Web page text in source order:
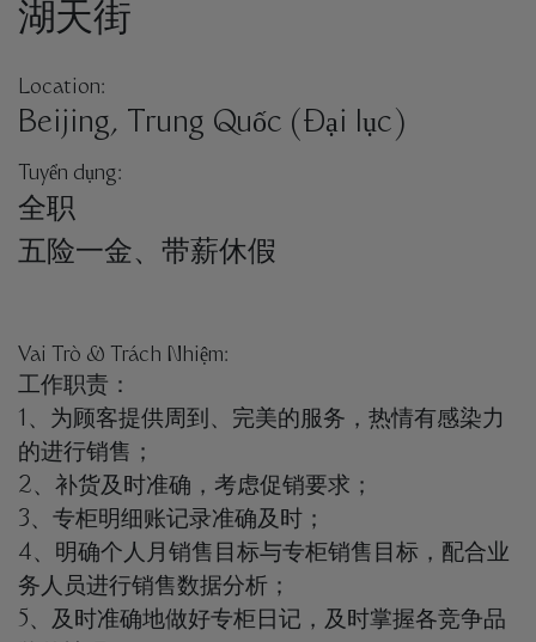
湖天街
Location:
Beijing, Trung Quốc (Đại lục)
Tuyển dụng:
全职
五险一金、带薪休假
Vai Trò & Trách Nhiệm:
工作职责：
1、为顾客提供周到、完美的服务，热情有感染力
的进行销售；
2、补货及时准确，考虑促销要求；
3、专柜明细账记录准确及时；
4、明确个人月销售目标与专柜销售目标，配合业
务人员进行销售数据分析；
5、及时准确地做好专柜日记，及时掌握各竞争品